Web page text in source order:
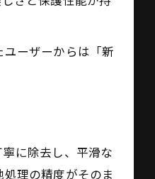
ーザーからは「新
に除去し、平滑な
理の精度がそのま